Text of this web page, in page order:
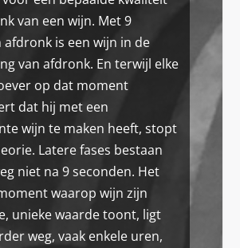
van een wijn. Met 9
afdronk is een wijn in de
van afdronk. En terwijl elke
op dat moment
dat hij met een
wijn te maken heeft, stopt
Latere fases bestaan
niet na 9 seconden. Het
waarop wijn zijn
unieke waarde toont, ligt
weg, vaak enkele uren,